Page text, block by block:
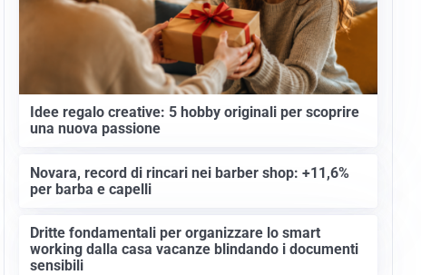
Idee regalo creative: 5 hobby originali per scoprire
una nuova passione
Novara, record di rincari nei barber shop: +11,6%
per barba e capelli
Dritte fondamentali per organizzare lo smart
working dalla casa vacanze blindando i documenti
sensibili